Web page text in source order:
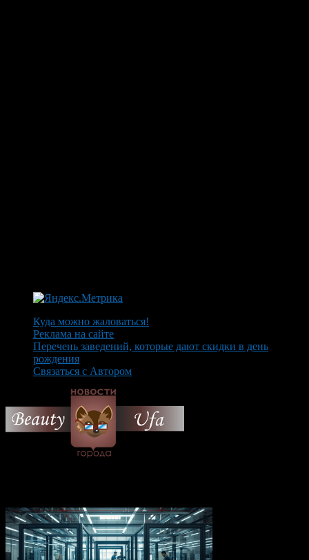
Куда можно жаловаться!
Реклама на сайте
Перечень заведений, которые дают скидки в день
рождения
Связаться с Автором